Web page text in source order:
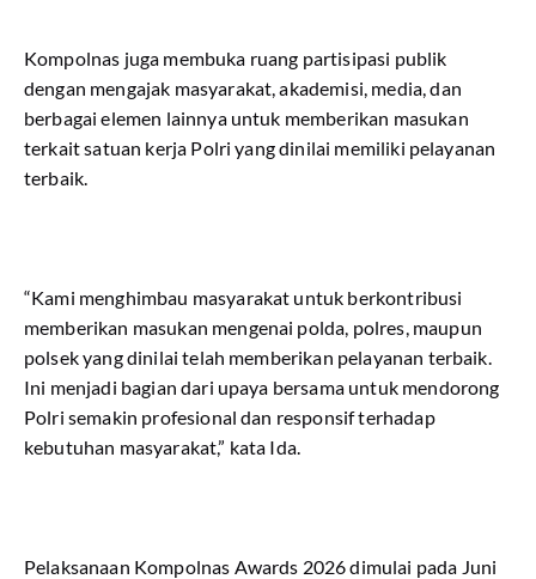
Kompolnas juga membuka ruang partisipasi publik
dengan mengajak masyarakat, akademisi, media, dan
berbagai elemen lainnya untuk memberikan masukan
terkait satuan kerja Polri yang dinilai memiliki pelayanan
terbaik.
“Kami menghimbau masyarakat untuk berkontribusi
memberikan masukan mengenai polda, polres, maupun
polsek yang dinilai telah memberikan pelayanan terbaik.
Ini menjadi bagian dari upaya bersama untuk mendorong
Polri semakin profesional dan responsif terhadap
kebutuhan masyarakat,” kata Ida.
Pelaksanaan Kompolnas Awards 2026 dimulai pada Juni